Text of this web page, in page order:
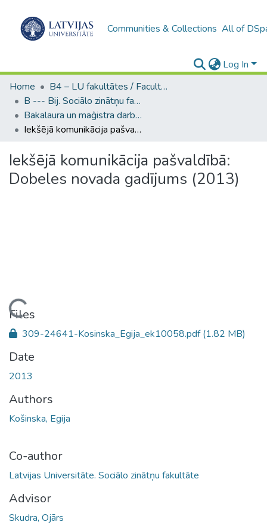
Communities & Collections All of
Log In
Home
B4 – LU fakultātes / Faculties of the UL
B --- Bij. Sociālo zinātņu fakultātes noslēguma darbi / Faculty of Social Sciences - Graduate works
Bakalaura un maģistra darbi (SZF) / Bachelor's and Master's theses
Iekšējā komunikācija pašvaldībā: Dobeles novada gadījums (2013)
Iekšējā komunikācija pašvaldībā:
Dobeles novada gadījums (2013)
Loading...
Files
309-24641-Kosinska_Egija_ek10058.pdf(1.82 MB)
Date
2013
Authors
Košinska, Egija
Co-author
Latvijas Universitāte. Sociālo zinātņu fakultāte
Advisor
Skudra, Ojārs